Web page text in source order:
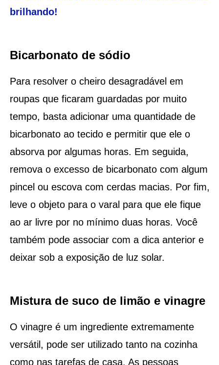
brilhando!
Bicarbonato de sódio
Para resolver o cheiro desagradável em
roupas que ficaram guardadas por muito
tempo, basta adicionar uma quantidade de
bicarbonato ao tecido e permitir que ele o
absorva por algumas horas. Em seguida,
remova o excesso de bicarbonato com algum
pincel ou escova com cerdas macias. Por fim,
leve o objeto para o varal para que ele fique
ao ar livre por no mínimo duas horas. Você
também pode associar com a dica anterior e
deixar sob a exposição de luz solar.
Mistura de suco de limão e vinagre
O vinagre é um ingrediente extremamente
versátil, pode ser utilizado tanto na cozinha
como nas tarefas de casa. As pessoas